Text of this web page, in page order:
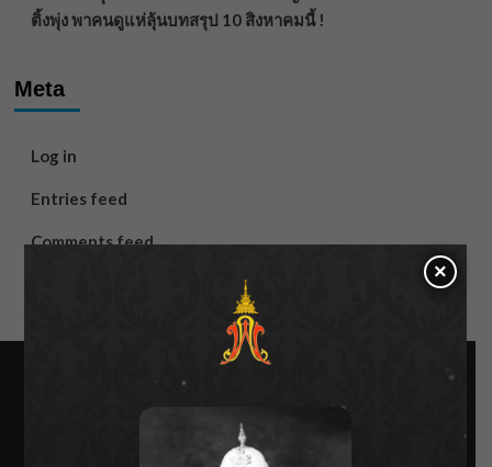
ติ้งพุ่ง พาคนดูแห่ลุ้นบทสรุป 10 สิงหาคมนี้ !
Meta
Log in
Entries feed
Comments feed
×